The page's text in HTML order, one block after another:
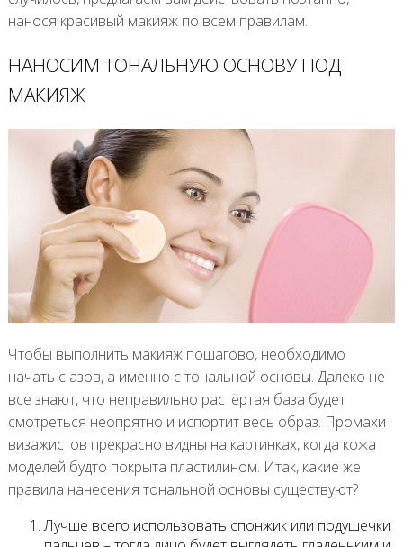
нанося красивый макияж по всем правилам.
НАНОСИМ ТОНАЛЬНУЮ ОСНОВУ ПОД
МАКИЯЖ
Чтобы выполнить макияж пошагово, необходимо
начать с азов, а именно с тональной основы. Далеко не
все знают, что неправильно растёртая база будет
смотреться неопрятно и испортит весь образ. Промахи
визажистов прекрасно видны на картинках, когда кожа
моделей будто покрыта пластилином. Итак, какие же
правила нанесения тональной основы существуют?
Лучше всего использовать спонжик или подушечки